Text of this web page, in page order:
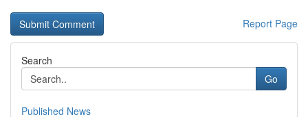
Report Page
Search
Go
Published News